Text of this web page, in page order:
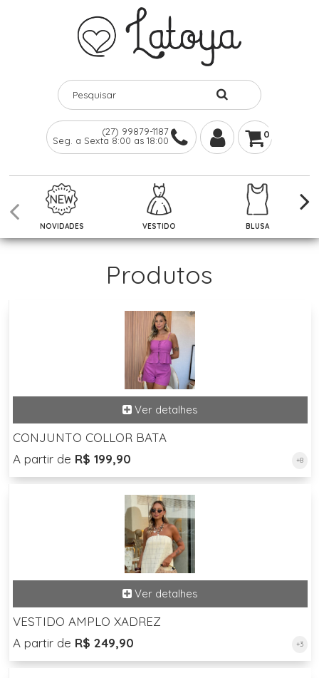
(27) 99879-1187
Seg. a Sexta 8:00 as 18:00
0
NOVIDADES VESTIDO BLUSA
Produtos
CONJUNTO COLLOR BATA
A partir de R$ 199,90 +8
VESTIDO AMPLO XADREZ
A partir de R$ 249,90 +3